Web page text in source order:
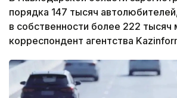
порядка 147 тысяч
в собственности более 222
корреспондент агентства